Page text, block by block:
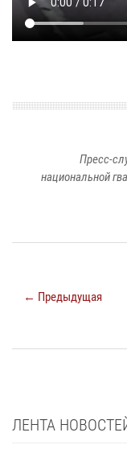
Пресс-
национальной
← Предыдущая
ЛЕНТА